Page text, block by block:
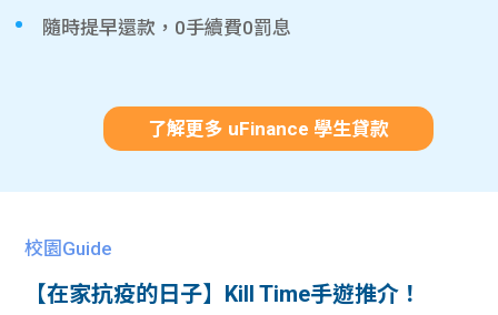
隨時提早還款，0手續費0罰息
了解更多 uFinance 學生貸款
校園Guide
【在家抗疫的日子】Kill Time手遊推介！